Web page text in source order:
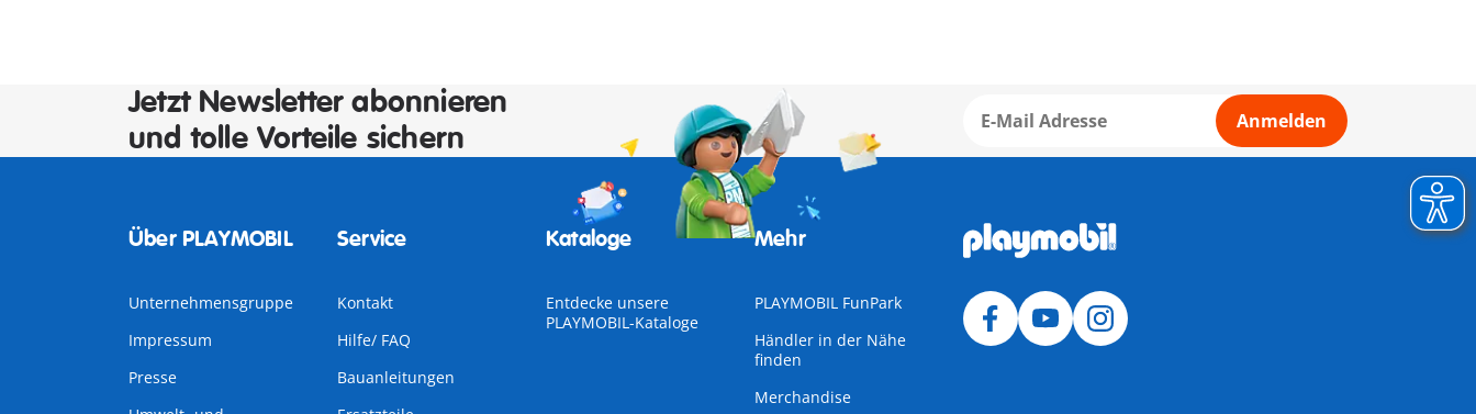
Jetzt Newsletter abonnieren
und tolle Vorteile sichern
Anmelden
Über PLAYMOBIL
Unternehmensgruppe
Impressum
Presse
Service
Kontakt
Hilfe/ FAQ
Bauanleitungen
Kataloge
Entdecke unsere
PLAYMOBIL-Kataloge
Mehr
PLAYMOBIL FunPark
Händler in der Nähe
finden
Merchandise